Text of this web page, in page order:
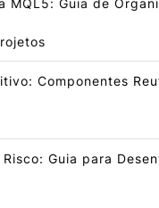
MQL5: Guia de
Componentes
Guia para